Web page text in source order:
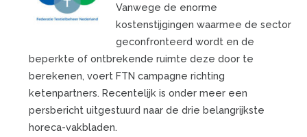
Vanwege de enorme
kostenstijgingen waarmee de sector
geconfronteerd wordt en de
beperkte of ontbrekende ruimte deze door te
berekenen, voert FTN campagne richting
ketenpartners. Recentelijk is onder meer een
persbericht uitgestuurd naar de drie belangrijkste
horeca-vakbladen.